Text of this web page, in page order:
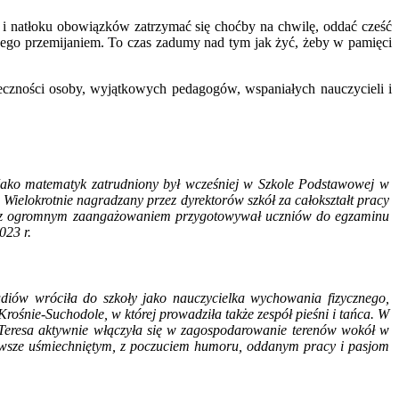
obowiązków zatrzymać się choćby na chwilę, oddać cześć
przemijaniem. To czas zadumy nad tym jak żyć, żeby w pamięci
osoby, wyjątkowych pedagogów, wspaniałych nauczycieli i
matematyk zatrudniony był wcześniej w Szkole Podstawowej w
nagradzany przez dyrektorów szkół za całokształt pracy
zaangażowaniem przygotowywał uczniów do egzaminu
r.
wróciła do szkoły jako nauczycielka wychowania fizycznego,
Suchodole, w której prowadziła także zespół pieśni i tańca. W
aktywnie włączyła się w zagospodarowanie terenów wokół w
uśmiechniętym, z poczuciem humoru, oddanym pracy i pasjom